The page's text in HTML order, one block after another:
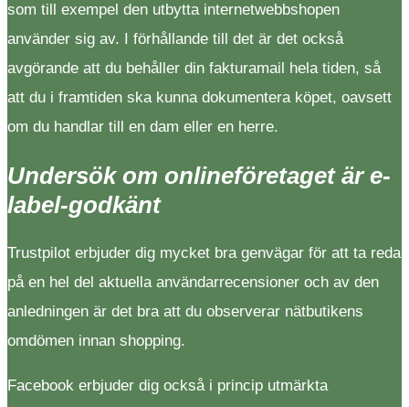
som till exempel den utbytta internetwebbshopen
använder sig av. I förhållande till det är det också
avgörande att du behåller din fakturamail hela tiden, så
att du i framtiden ska kunna dokumentera köpet, oavsett
om du handlar till en dam eller en herre.
Undersök om onlineföretaget är e-
label-godkänt
Trustpilot erbjuder dig mycket bra genvägar för att ta reda
på en hel del aktuella användarrecensioner och av den
anledningen är det bra att du observerar nätbutikens
omdömen innan shopping.
Facebook erbjuder dig också i princip utmärkta